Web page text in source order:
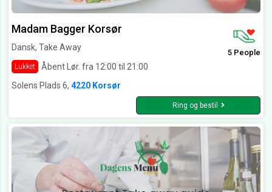
Madam Bagger Korsør
Dansk, Take Away
Lukket Åbent Lør. fra 12:00 til 21:00
5 People
Solens Plads 6, 4220 Korsør
Ring og bestil